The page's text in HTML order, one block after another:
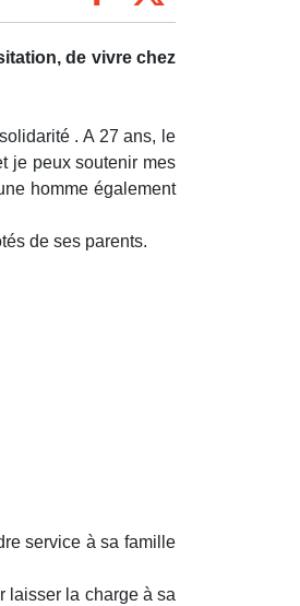
de vivre chez
. A 27 ans, le
je peux soutenir mes
homme également
de ses parents.
service à sa famille
laisser la charge à sa